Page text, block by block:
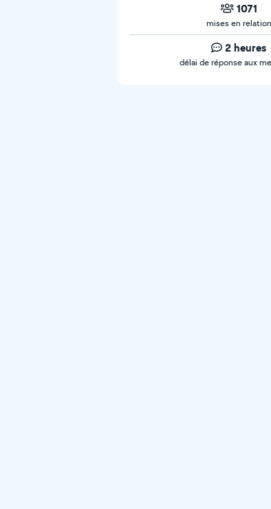
1071
mises en relation
2 heures
délai de réponse aux